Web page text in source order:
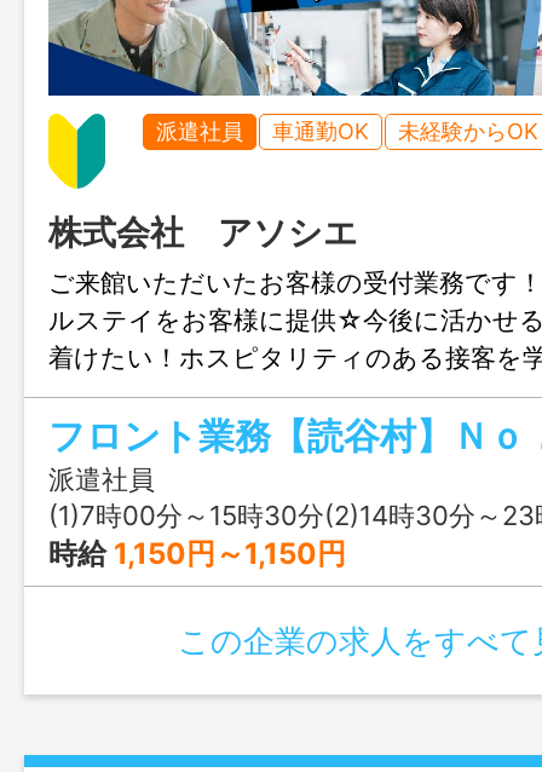
派遣社員 車通勤OK 未経験からOK
株式会社 アソシエ
ご来館いただいたお客様の受付業務です
ルステイをお客様に提供☆今後に活かせ
着けたい！ホスピタリティのある接客を
様の「ありがとう」がうれしい職場です
容》・チェックイン業務・チェックアウ
接客・フロント業務全般など ■勤務日は
ンチ無料♪フリードリンクあり♪■ユニフ
ッカー貸与！ユニフォームのクリーニン
大歓迎！研修でしっかり技術を身に着
談可☆勤務条件の相談しやすい環境なの
ご相談ください☆ 変更範囲：無し
派遣社員
(1)7時00分～15時30分(2)14時30分～
時給 1,150円～1,150円
この企業の求人をすべて